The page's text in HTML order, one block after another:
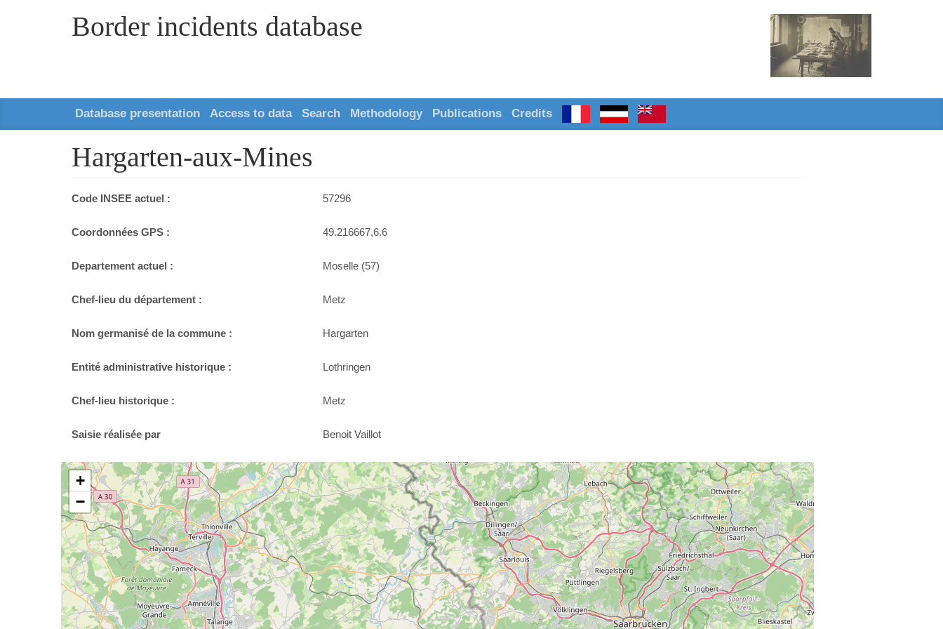
Border incidents database
Database presentation Access to data Search Methodology Publications Credits
Hargarten-aux-Mines
Code INSEE actuel : 57296
Coordonnées GPS : 49.216667,6.6
Departement actuel : Moselle (57)
Chef-lieu du département : Metz
Nom germanisé de la commune : Hargarten
Entité administrative historique : Lothringen
Chef-lieu historique : Metz
Saisie réalisée par Benoit Vaillot
+
−